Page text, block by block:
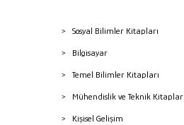
Sosyal Bilimler Kitapları
Bilgisayar
Temel Bilimler Kitapları
Mühendislik ve Teknik Kitaplar
Kişisel Gelişim